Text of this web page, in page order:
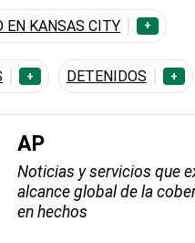
EN KANSAS CITY +
+ DETENIDOS +
AP
Noticias y servicios que
alcance global de la
en hechos